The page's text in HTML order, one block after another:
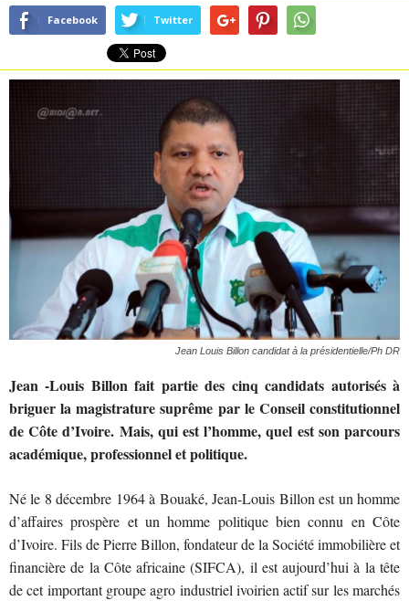
Facebook Twitter
Jean Louis Billon candidat à la présidentielle/Ph DR
Jean -Louis Billon fait partie des cinq candidats autorisés à
briguer la magistrature suprême par le Conseil constitutionnel
de Côte d’Ivoire. Mais, qui est l’homme, quel est son parcours
académique, professionnel et politique.
Né le 8 décembre 1964 à Bouaké, Jean-Louis Billon est un homme
d’affaires prospère et un homme politique bien connu en Côte
d’Ivoire. Fils de Pierre Billon, fondateur de la Société immobilière et
financière de la Côte africaine (SIFCA), il est aujourd’hui à la tête
de cet important groupe agro industriel ivoirien actif sur les marchés